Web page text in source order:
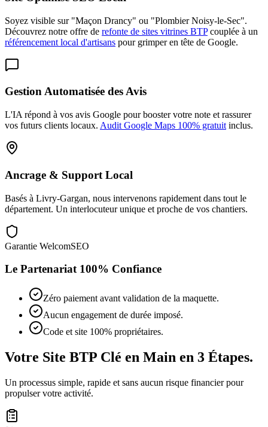
Soyez visible sur "Maçon Drancy" ou "Plombier Noisy-le-Sec".
Découvrez notre offre de refonte de sites vitrines BTPcouplée à un
référencement local d'artisans pour grimper en tête de Google.
Gestion Automatisée des Avis
L'IA répond à vos avis Google pour booster votre note et rassurer
vos futurs clients locaux. Audit Google Maps 100% gratuit inclus.
Ancrage & Support Local
Basés à Livry-Gargan, nous intervenons rapidement dans tout le
département. Un interlocuteur unique et proche de vos chantiers.
Garantie WelcomSEO
Le Partenariat 100% Confiance
Zéro paiement avant validation de la maquette.
Aucun engagement de durée imposé.
Code et site 100% propriétaires.
Votre Site BTP Clé en Main en 3 Étapes.
Un processus simple, rapide et sans aucun risque financierpour
propulser votre activité.